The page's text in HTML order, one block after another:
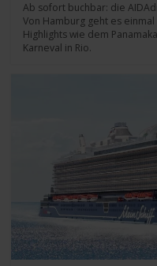
Ab sofort buchbar: die
Von Hamburg geht es
Highlights wie dem
Karneval in Rio.